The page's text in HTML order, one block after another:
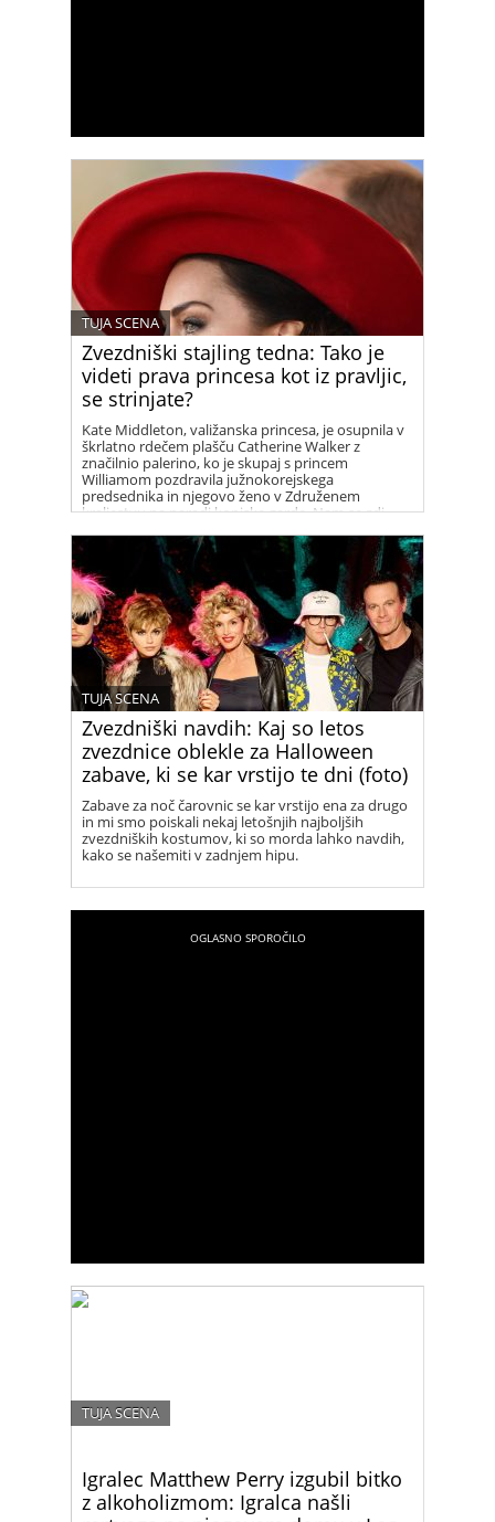
Zvezdniški stajling tedna: Tako je
videti prava princesa kot iz pravljic,
se strinjate?
TUJA SCENA
Kate Middleton, valižanska princesa, je osupnila v
škrlatno rdečem plašču Catherine Walker z
značilnio palerino, ko je skupaj s princem
Williamom pozdravila južnokorejskega
predsednika in njegovo ženo v Združenem
kraljestvu na paradi konjske garde. Nam se zdi
Zvezdniški navdih: Kaj so letos
zvezdnice oblekle za Halloween
zabave, ki se kar vrstijo te dni (foto)
TUJA SCENA
Zabave za noč čarovnic se kar vrstijo ena za drugo
in mi smo poiskali nekaj letošnjih najboljših
zvezdniških kostumov, ki so morda lahko navdih,
kako se našemiti v zadnjem hipu.
Igralec Matthew Perry izgubil bitko
z alkoholizmom: Igralca našli
TUJA SCENA